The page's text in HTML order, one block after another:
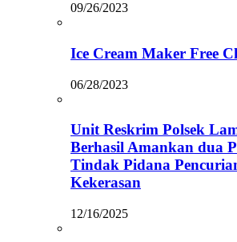
09/26/2023
Ice Cream Maker Free
06/28/2023
Unit Reskrim Polsek
Berhasil Amankan dua
Tindak Pidana
Kekerasan
12/16/2025